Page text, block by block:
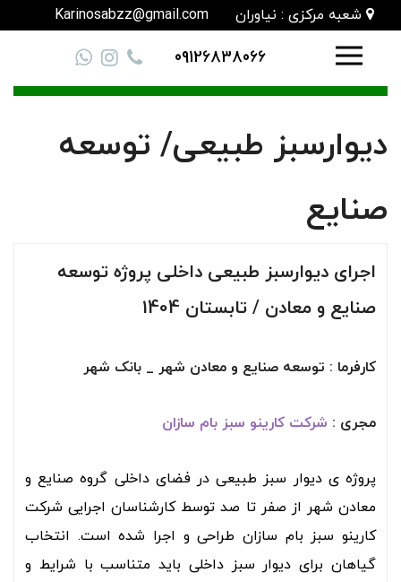
شعبه مرکزی : نیاوران Karinosabzz@gmail.com
09126838066
دیوارسبز طبیعی/ توسعه
صنایع
اجرای دیوارسبز طبیعی داخلی پروژه توسعه
صنایع و معادن / تابستان 1404
کارفرما : توسعه صنایع و معادن شهر _ بانک شهر
مجری : شرکت کارینو سبز بام سازان
پروژه ی دیوار سبز طبیعی در فضای داخلی گروه صنایع و
معادن شهر از صفر تا صد توسط کارشناسان اجرایی شرکت
کارینو سبز بام سازان طراحی و اجرا شده است. انتخاب
گیاهان برای دیوار سبز داخلی باید متناسب با شرایط و